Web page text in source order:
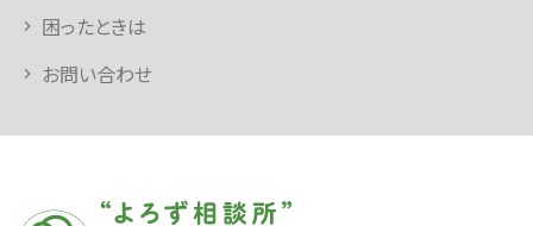
困ったときは
お問い合わせ